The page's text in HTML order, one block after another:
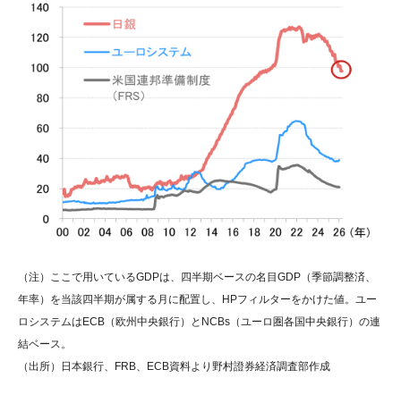
（注）ここで用いているGDPは、四半期ベースの名目GDP（季節調整済、
年率）を当該四半期が属する月に配置し、HPフィルターをかけた値。ユー
ロシステムはECB（欧州中央銀行）とNCBs（ユーロ圏各国中央銀行）の連
結ベース。
（出所）日本銀行、FRB、ECB資料より野村證券経済調査部作成